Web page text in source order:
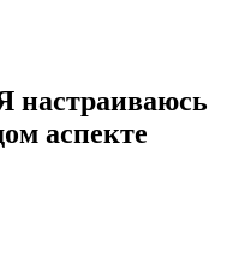
настраиваюсь
аспекте